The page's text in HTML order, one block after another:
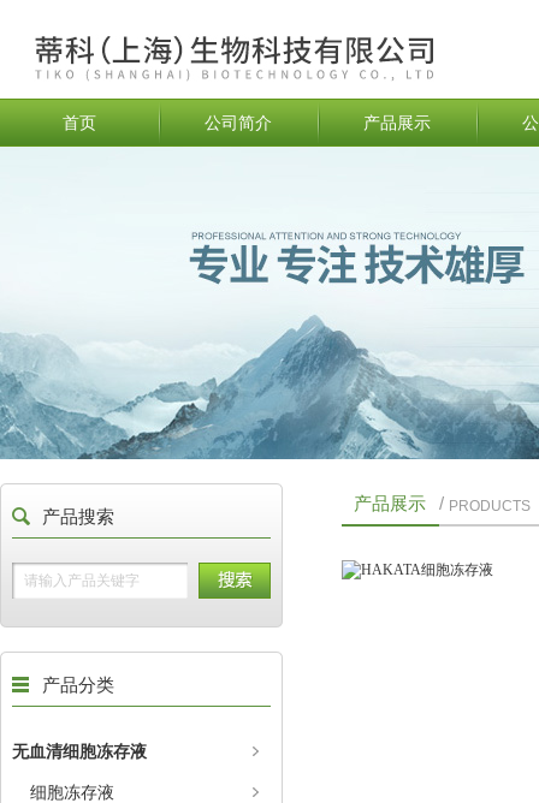
首页 公司简介 产品展示
产品搜索
产品分类
无血清细胞冻存液
细胞冻存液
产品展示 / PRODUCTS